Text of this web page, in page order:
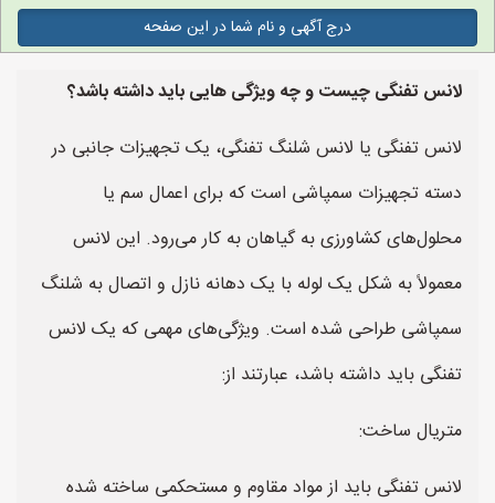
درج آگهی و نام شما در این صفحه
لانس تفنگی چیست و چه ویژگی هایی باید داشته باشد؟
لانس تفنگی یا لانس شلنگ تفنگی، یک تجهیزات جانبی در
دسته تجهیزات سمپاشی است که برای اعمال سم یا
محلول‌های کشاورزی به گیاهان به کار می‌رود. این لانس
معمولاً به شکل یک لوله با یک دهانه نازل و اتصال به شلنگ
سمپاشی طراحی شده است. ویژگی‌های مهمی که یک لانس
تفنگی باید داشته باشد، عبارتند از:
متریال ساخت:
لانس تفنگی باید از مواد مقاوم و مستحکمی ساخته شده